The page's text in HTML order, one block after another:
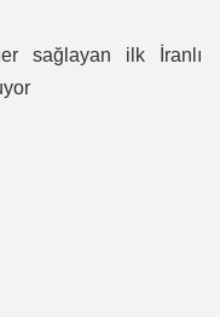
sağlayan ilk İranlı